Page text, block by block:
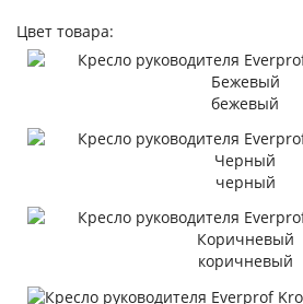
Цвет товара:
бежевый
черный
коричневый